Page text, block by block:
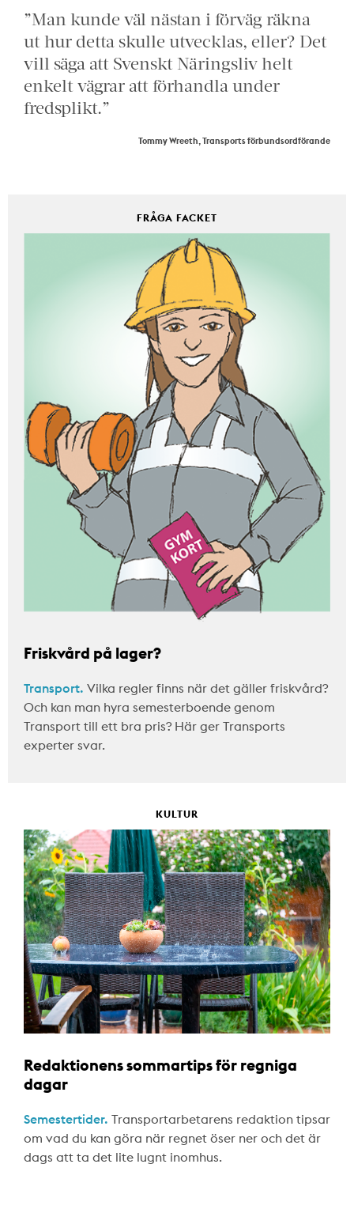
”Man kunde väl nästan i förväg räkna
ut hur detta skulle utvecklas, eller? Det
vill säga att Svenskt Näringsliv helt
enkelt vägrar att förhandla under
fredsplikt.”
Tommy Wreeth, Transports förbundsordförande
FRÅGA FACKET
Friskvård på lager?
Transport. Vilka regler finns när det gäller friskvård?
Och kan man hyra semesterboende genom
Transport till ett bra pris? Här ger Transports
experter svar.
KULTUR
Redaktionens sommartips för regniga
dagar
Semestertider. Transportarbetarens redaktion tipsar
om vad du kan göra när regnet öser ner och det är
dags att ta det lite lugnt inomhus.